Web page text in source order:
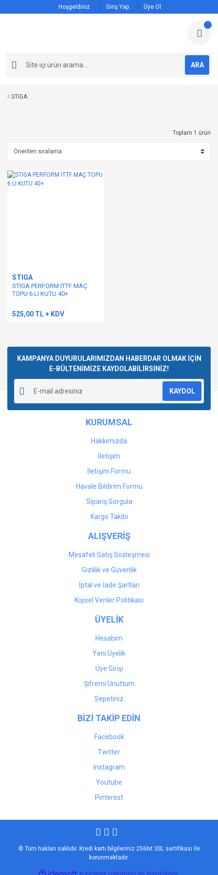
Hoşgeldiniz Giriş Yap Üye Ol
ARA
STIGA
Toplam 1 ürün
STIGA
STIGA PERFORM ITTF MAÇ
TOPU 6 LI KUTU 40+
525,00 TL + KDV
KAMPANYA DUYURULARIMIZDAN HABERDAR OLMAK İÇİN
E-BÜLTENİMİZE KAYDOLABİLİRSİNİZ!
KAYDOL
KURUMSAL
Hakkımızda
İletişim
İletişim Formu
Havale Bildirim Formu
Sipariş Sorgula
Kargo Takibi
ALIŞVERİŞ
Mesafeli Satış Sözleşmesi
Gizlilik ve Güvenlik
İptal ve İade Şartları
Kişisel Veriler Politikası
ÜYELİK
Hesabım
Yeni Üyelik
Üye Girişi
Şifremi Unuttum
Sepetiniz
BİZİ TAKİP EDİN
Facebook
Twitter
Instagram
Youtube
Pinterest
© Tüm hakları saklıdır. Kredi kartı bilgileriniz 256bit SSL sertifikası ile
korunmaktadır.